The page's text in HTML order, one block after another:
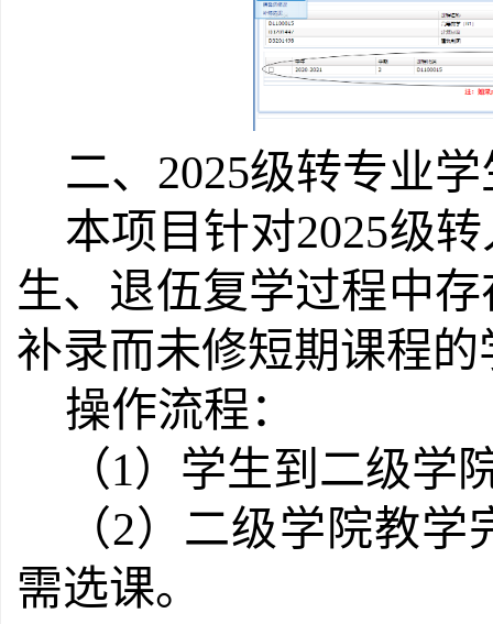
二、 2025级转专业
本项目针对2025级
生、退伍复学过程中
补录而未修短期课程的
操作流程：
（1）学生到二级学
（2） 二级学院教学
需选课。